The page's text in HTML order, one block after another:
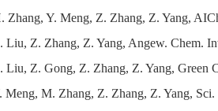
Zhang, Y. Meng, Z. Zhang, Z. Yang,
Liu, Z. Zhang, Z. Yang, Angew. Chem.
Liu, Z. Gong, Z. Zhang, Z. Yang, Green
Meng, M. Zhang, Z. Zhang, Z. Yang,